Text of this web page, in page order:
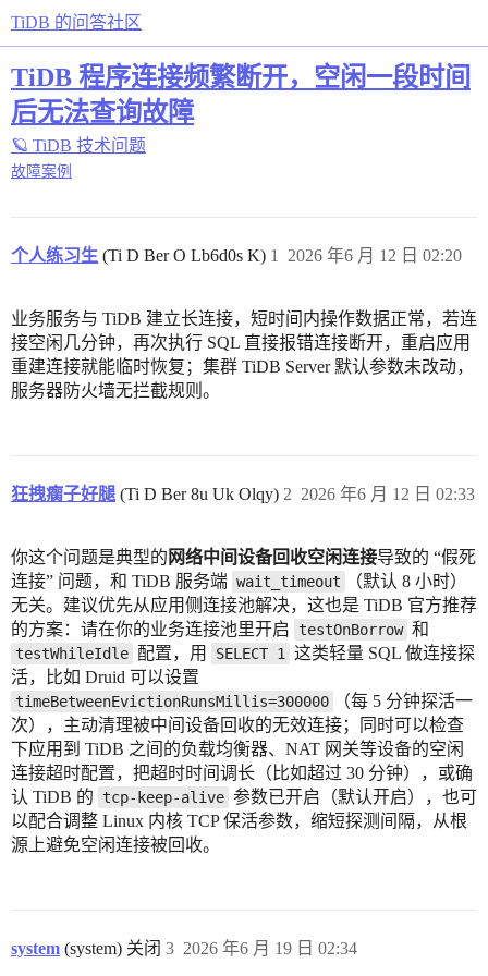
TiDB 的问答社区
TiDB 程序连接频繁断开，空闲一段时间
后无法查询故障
🪐 TiDB 技术问题
故障案例
个人练习生 (Ti D Ber O Lb6d0s K) 2026 年6 月 12 日 02:20
1
业务服务与 TiDB 建立长连接，短时间内操作数据正常，若连
接空闲几分钟，再次执行 SQL 直接报错连接断开，重启应用
重建连接就能临时恢复；集群 TiDB Server 默认参数未改动，
服务器防火墙无拦截规则。
狂拽瘸子好腿 (Ti D Ber 8u Uk Olqy) 2026 年6 月 12 日 02:33
2
你这个问题是典型的 网络中间设备回收空闲连接导致的 “假死
连接” 问题，和 TiDB 服务端 wait_timeout
（默认 8 小时）
无关。建议优先从应用侧连接池解决，这也是 TiDB 官方推荐
的方案：请在你的业务连接池里开启
testOnBorrow 和
testWhileIdle 配置，用 SELECT 1 这类轻量 SQL 做连接探
活，比如 Druid 可以设置
timeBetweenEvictionRunsMillis=300000
（每 5 分钟探活一
次），主动清理被中间设备回收的无效连接；同时可以检查
下应用到 TiDB 之间的负载均衡器、NAT 网关等设备的空闲
连接超时配置，把超时时间调长（比如超过 30 分钟），或确
认 TiDB 的
tcp-keep-alive 参数已开启（默认开启），也可
以配合调整 Linux 内核 TCP 保活参数，缩短探测间隔，从根
源上避免空闲连接被回收。
system (system) 关闭 2026 年6 月 19 日 02:34
3